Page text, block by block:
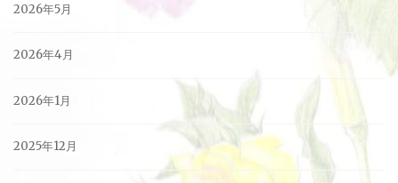
2026年5月
2026年4月
2026年1月
2025年12月